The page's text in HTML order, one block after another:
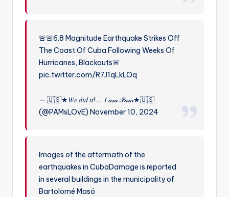
🚨🚨6.8 Magnitude Earthquake Strikes Off
The Coast Of Cuba Following Weeks Of
Hurricanes, Blackouts🚨
pic.twitter.com/R7J1qLkLOq
— 🇺🇸★𝑊𝑒 𝑑𝑖𝑑 𝑖𝑡! … 𝐼 𝒶𝓂 𝒫𝒶𝓂★🇺🇸
(@PAMsLOvE) November 10, 2024
Images of the aftermath of the
earthquakes in CubaDamage is reported
in several buildings in the municipality of
Bartolomé Masó